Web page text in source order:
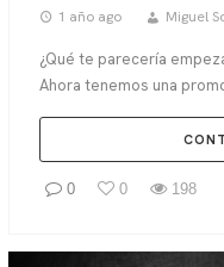
1 año ago Miguel
¿Qué te parecería
Ahora tenemos una
0 0 198